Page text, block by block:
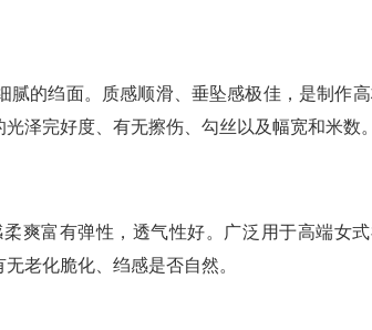
腻的绉面。质感顺滑、垂坠感极佳，是制作
泽完好度、有无擦伤、勾丝以及幅宽和米数
爽富有弹性，透气性好。广泛用于高端女
老化脆化、绉感是否自然。